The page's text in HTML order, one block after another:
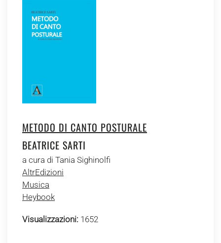
METODO DI CANTO POSTURALE
BEATRICE SARTI
a cura di Tania Sighinolfi
AltrEdizioni
Musica
Heybook
Visualizzazioni: 1652